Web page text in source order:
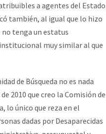
a agentes del Estado
también, al igual que lo hizo
no tenga un estatus
muy similar al que
de Búsqueda no es nada
2010 que creo la Comisión de
lo único que reza en el
dadas por Desaparecidas